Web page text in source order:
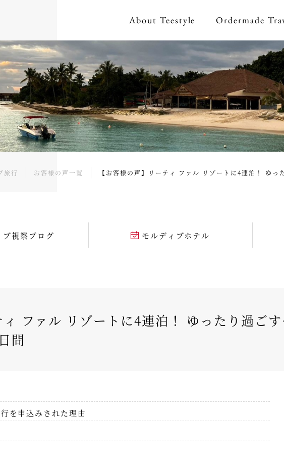
About Teestyle Ordermade
旅行 お客様の声一覧 【お客様の声】リーティ ファル リゾートに4連泊！ ゆっ
ブ視察ブログ モルディブホテル
ィ ファル リゾートに4連泊！ ゆったり過ご
間
を申込みされた理由